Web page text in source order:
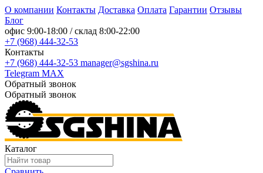
О компании Контакты Доставка Оплата Гарантии Отзывы
Блог
офис 9:00-18:00 / склад 8:00-22:00
+7 (968) 444-32-53
Контакты
+7 (968) 444-32-53 manager@sgshina.ru
Telegram MAX
Обратный звонок
Обратный звонок
Каталог